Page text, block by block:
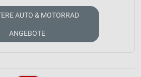
AUTO & MOTORRAD
ANGEBOTE